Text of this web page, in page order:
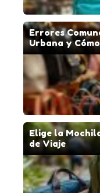
Errores
Urbana y
Elige la
de Viaje